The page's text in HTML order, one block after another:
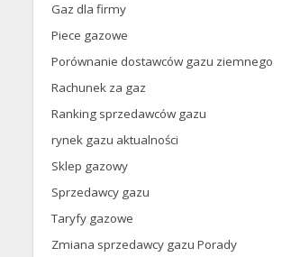
Gaz dla firmy
Piece gazowe
Porównanie dostawców gazu ziemnego
Rachunek za gaz
Ranking sprzedawców gazu
rynek gazu aktualności
Sklep gazowy
Sprzedawcy gazu
Taryfy gazowe
Zmiana sprzedawcy gazu Porady